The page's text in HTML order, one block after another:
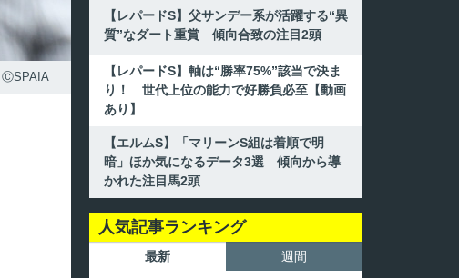
ⒸSPAIA
【レパードS】父サンデー系が活躍する“異
質”なダート重賞 傾向合致の注目2頭
【レパードS】軸は“勝率75%”該当で決ま
り！ 世代上位の能力で好勝負必至【動画
あり】
【エルムS】「マリーンS組は着順で明
暗」ほか気になるデータ3選 傾向から導
かれた注目馬2頭
人気記事ランキング
最新 週間